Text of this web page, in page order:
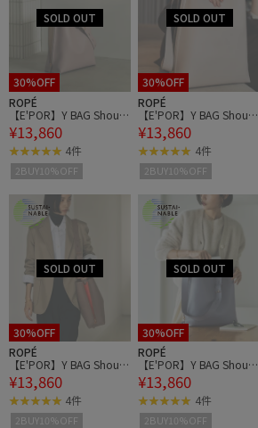
30%OFF
ROPÉ
【E'POR】Y BAG Should
er Large【通勤】【A4対
応】【ドラマ着用】
¥13,860
4件
2BUY10%OFF
30%OFF
ROPÉ
【E'POR】Y BAG Should
er Large【通勤】【A4対
応】【ドラマ着用】
¥13,860
4件
2BUY10%OFF
30%OFF
ROPÉ
【E'POR】Y BAG Should
er Large【通勤】【A4対
応】【ドラマ着用】
¥13,860
4件
2BUY10%OFF
30%OFF
ROPÉ
【E'POR】Y BAG Should
er Large【通勤】【A4対
応】【ドラマ着用】
¥13,860
4件
2BUY10%OFF